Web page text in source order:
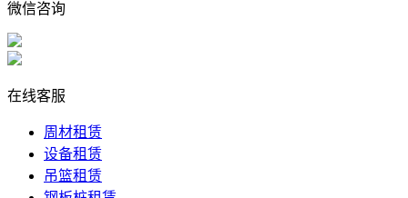
微信咨询
在线客服
周材租赁
设备租赁
吊篮租赁